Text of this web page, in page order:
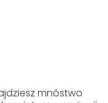
mnóstwo